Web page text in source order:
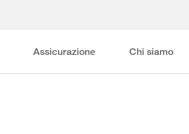
Assicurazione Chi siamo